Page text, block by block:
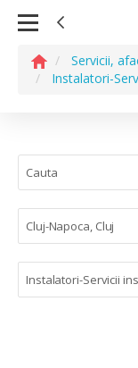
Servicii,
Instalatori-
Cluj-Napoca, Cluj
Instalatori-Servicii